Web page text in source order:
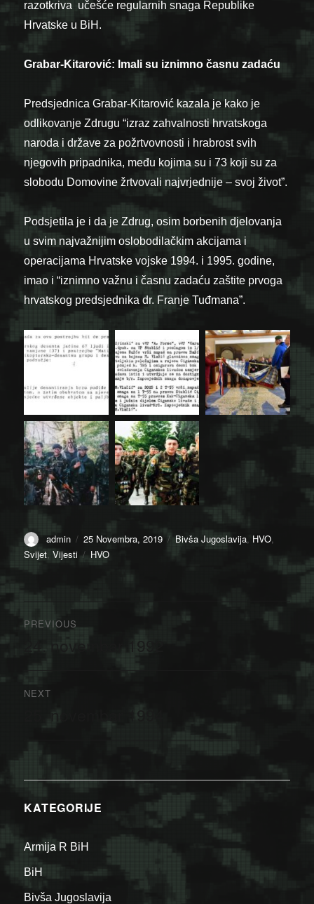
razotkriva učešće regularnih snaga Republike
Hrvatske u BiH.
Grabar-Kitarović: Imali su iznimno časnu zadaću
Predsjednica Grabar-Kitarović kazala je kako je
odlikovanje Zdrugu “izraz zahvalnosti hrvatskoga
naroda i države za požrtvovnosti i hrabrost svih
njegovih pripadnika, među kojima su i 73 koji su za
slobodu Domovine žrtvovali najvrjednije – svoj život”.
Podsjetila je i da je Zdrug, osim borbenih djelovanja
u svim najvažnijim oslobodilačkim akcijama i
operacijama Hrvatske vojske 1994. i 1995. godine,
imao i “iznimno važnu i časnu zadaću zaštite prvoga
hrvatskog predsjednika dr. Franje Tuđmana”.
Author
admin
Posted
on
25 Novembra, 2019 Categories
Bivša Jugoslavija, HVO,
Svijet,Vijesti Tags
HVO
Navigacija
članaka
PREVIOUS
24. novembar 1992
NEXT
25. novembar 1994
KATEGORIJE
Armija R BiH
BiH
Bivša Jugoslavija